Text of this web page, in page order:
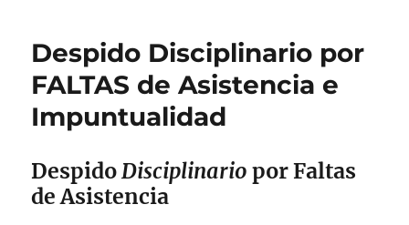
Despido Disciplinario por
FALTAS de Asistencia e
Impuntualidad
DespidoDisciplinario por Faltas
de Asistencia